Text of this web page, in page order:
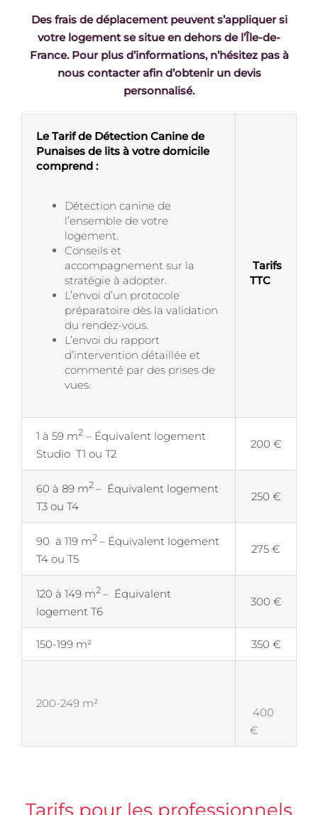
Des frais de déplacement peuvent s’appliquer si
votre logement se situe en dehors de l’Île-de-
France. Pour plus d’informations, n’hésitez pas à
nous contacter afin d’obtenir un devis
personnalisé.
Le Tarif de Détection Canine de
Punaises de lits à votre domicile
comprend :
Détection canine de
l’ensemble de votre
logement.
Conseils et
accompagnement sur la
stratégie à adopter.
L’envoi d’un protocole
préparatoire dès la validation
du rendez-vous.
L’envoi du rapport
d’intervention détaillée et
commenté par des prises de
vues.
Tarifs
TTC
1 à 59 m2 – Équivalent logement
Studio T1 ou T2
200 €
60 à 89 m2 – Équivalent logement
T3 ou T4
250 €
90 à 119 m2 – Équivalent logement
T4 ou T5
275 €
120 à 149 m2 – Équivalent
logement T6
300 €
150-199 m² 350 €
200-249 m²
400
€
Tarifs pour les professionnels